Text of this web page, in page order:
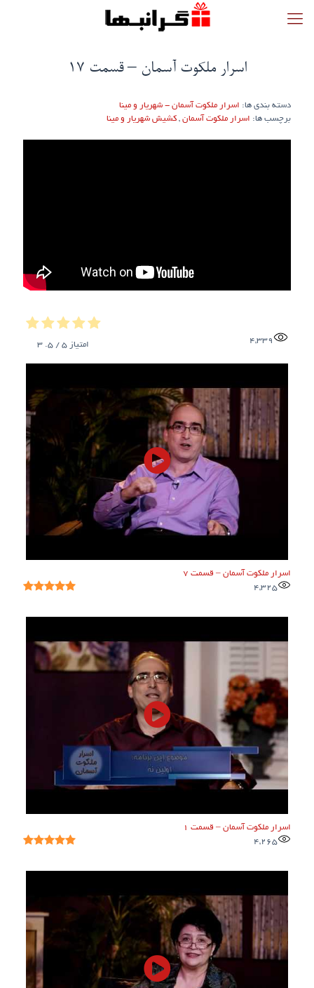
اسرار ملکوت آسمان – قسمت ۱۷
دسته بندی ها: اسرار ملکوت آسمان - شهریار و مینا
برچسب ها: اسرار ملکوت آسمان , کشیش شهریار و مینا
4,339 امتیاز 5
/ 5.
3
اسرار ملکوت آسمان – قسمت ۷
4,325
اسرار ملکوت آسمان – قسمت ۱
4,265